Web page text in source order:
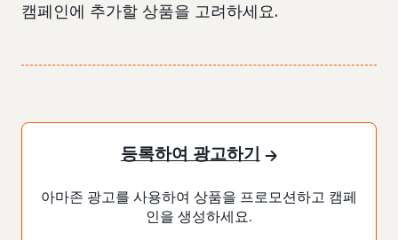
캠페인에 추가할 상품을 고려하세요.
등록하여 광고하기
아마존 광고를 사용하여 상품을 프로모션하고 캠페
인을 생성하세요.